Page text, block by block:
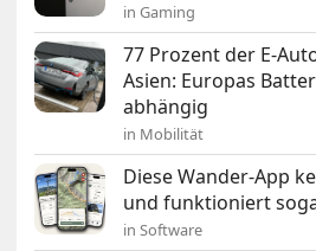
in Gaming
77 Prozent der E-
Asien: Europas
abhängig
in Mobilität
Diese Wander-App
und funktioniert
in Software